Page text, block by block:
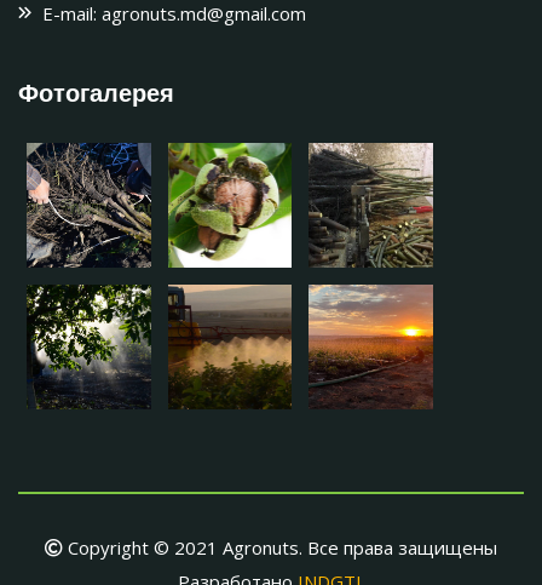
E-mail: agronuts.md@gmail.com
Фотогалерея
Copyright © 2021 Agronuts. Все права защищены